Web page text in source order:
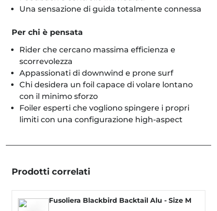
Una sensazione di guida totalmente connessa
Per chi è pensata
Rider che cercano massima efficienza e
scorrevolezza
Appassionati di downwind e prone surf
Chi desidera un foil capace di volare lontano
con il minimo sforzo
Foiler esperti che vogliono spingere i propri
limiti con una configurazione high-aspect
Prodotti correlati
Fusoliera Blackbird Backtail Alu - Size M